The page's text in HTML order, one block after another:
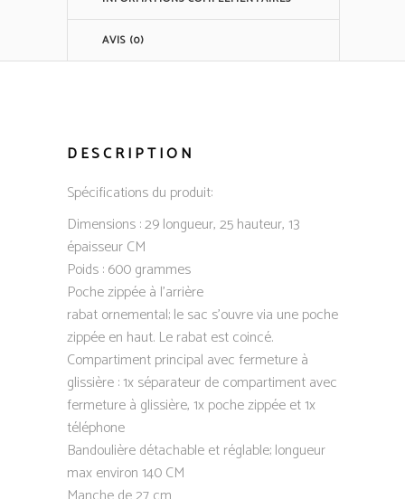
AVIS (0)
DESCRIPTION
Spécifications du produit:
Dimensions : 29 longueur, 25 hauteur, 13
épaisseur CM
Poids : 600 grammes
Poche zippée à l’arrière
rabat ornemental; le sac s’ouvre via une poche
zippée en haut. Le rabat est coincé.
Compartiment principal avec fermeture à
glissière : 1x séparateur de compartiment avec
fermeture à glissière, 1x poche zippée et 1x
téléphone
Bandoulière détachable et réglable; longueur
max environ 140 CM